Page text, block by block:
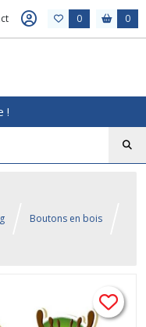
0 0
!
Boutons en bois